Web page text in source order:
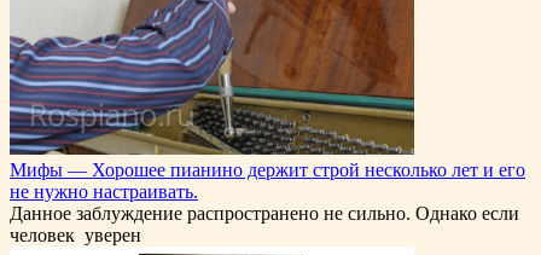
Мифы — Хорошее пианино держит строй несколько лет и его
не нужно настраивать.
Данное заблуждение распространено не сильно. Однако если
человек уверен